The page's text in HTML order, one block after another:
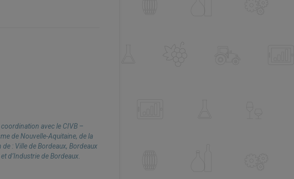
avec le CIVB –
de Nouvelle-Aquitaine, de la
: Ville de Bordeaux, Bordeaux
d’Industrie de Bordeaux.